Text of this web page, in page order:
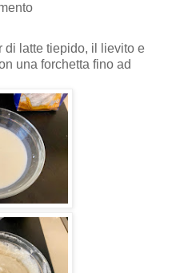
di latte tiepido, il lievito e
una forchetta fino ad